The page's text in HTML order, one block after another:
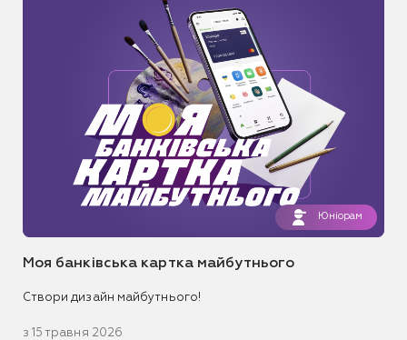
Юніорам
Моя банківська картка майбутнього
Створи дизайн майбутнього!
з 15 травня 2026